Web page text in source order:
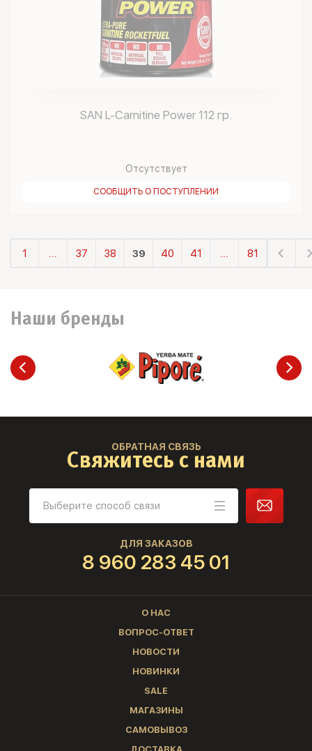
SAN L-Carnitine Power 112 гр.
Отсутствует
СООБЩИТЬ О ПОСТУПЛЕНИИ
1 ... 37 38 39 40 41 ... 81
Наши бренды
ОБРАТНАЯ СВЯЗЬ
Свяжитесь с нами
ДЛЯ ЗАКАЗОВ
8 960 283 45 01
О НАС
ВОПРОС-ОТВЕТ
НОВОСТИ
НОВИНКИ
SALE
МАГАЗИНЫ
САМОВЫВОЗ